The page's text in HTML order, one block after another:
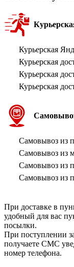
Курьерская
Курьерская
Курьерская
Курьерская
Самовывоз из
Самовывоз из
Самовывоз из
Самовывоз из
При доставке в
удобный для вас
посылки.
При поступлении
получаете СМС
номер телефона.